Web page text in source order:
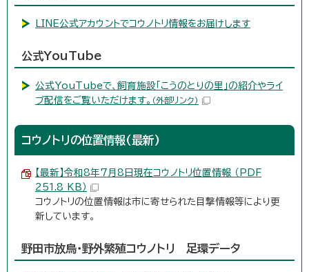
LINE公式アカウントでコウノトリ情報をお届けします
公式YouTube
公式YouTubeで、飼育施設「こうのとりの里」の紹介やライ
ブ配信をご覧いただけます。 （外部リンク）
コウノトリの位置情報(最新)
【最新】令和8年7月8日現在コウノトリ位置情報 （PDF
251.8 KB）
コウノトリの位置情報は市に寄せられた目撃情報等により更
新しています。
野田市放鳥・野外繁殖コウノトリ 足環データ